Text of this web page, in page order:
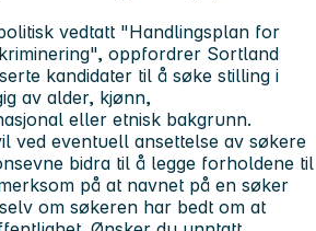
vedtatt "Handlingsplan for
oppfordrer Sortland
kandidater til å søke stilling i
av alder, kjønn,
eller etnisk bakgrunn.
ved eventuell ansettelse av søkere
bidra til å legge forholdene til
på at navnet på en søker
om søkeren har bedt om at